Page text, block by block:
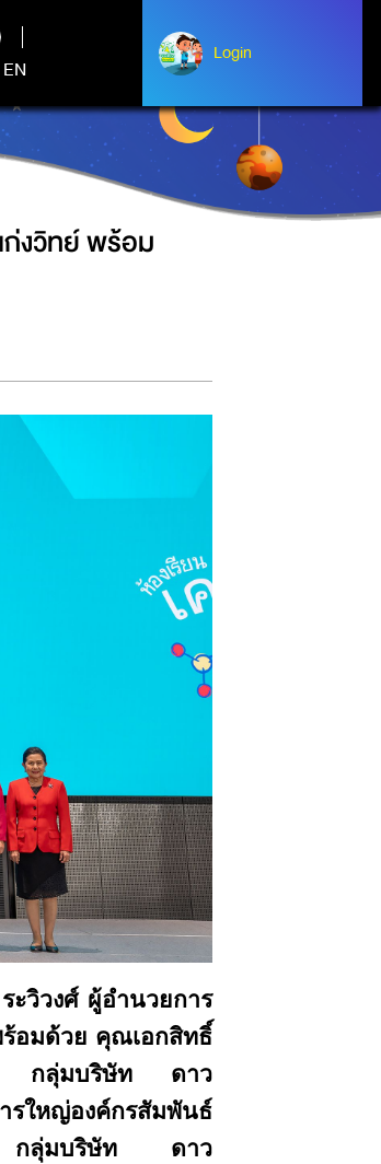
EN
Login
Login
รประกวด DOW-CST
ก่งวิทย์ พร้อม
วิวงศ์ ผู้อำนวยการ
อมด้วย คุณเอกสิทธิ์
น กลุ่มบริษัท ดาว
ใหญ่องค์กรสัมพันธ์
นด์ กลุ่มบริษัท ดาว